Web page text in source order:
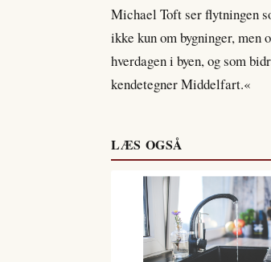
Michael Toft ser flytningen
ikke kun om bygninger,
hverdagen i byen, og som
kendetegner Middelfart.«
LÆS OGSÅ